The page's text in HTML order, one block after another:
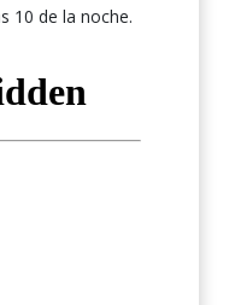
10 de la noche.